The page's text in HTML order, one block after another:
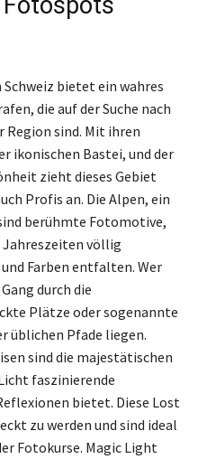
Schweiz bietet ein wahres
die auf der Suche nach
sind. Mit ihren
ikonischen Bastei, und der
zieht dieses Gebiet
Profis an. Die Alpen, ein
berühmte Fotomotive,
Jahreszeiten völlig
Farben entfalten. Wer
durch die
Plätze oder sogenannte
üblichen Pfade liegen.
sind die majestätischen
faszinierende
bietet. Diese Lost
zu werden und sind ideal
Fotokurse. Magic Light